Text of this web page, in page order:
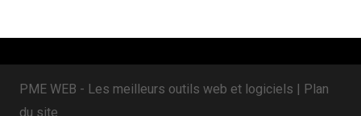
PME WEB - Les meilleurs outils web et logiciels | Plan